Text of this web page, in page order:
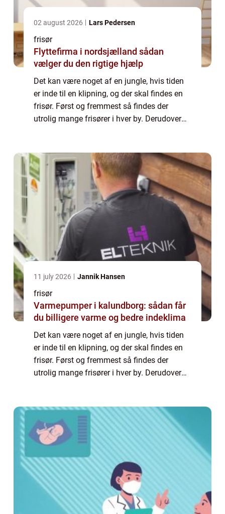
02 august 2026 Lars Pedersen
frisør
Flyttefirma i nordsjælland sådan
vælger du den rigtige hjælp
Det kan være noget af en jungle, hvis tiden
er inde til en klipning, og der skal findes en
frisør. Først og fremmest så findes der
utrolig mange frisører i hver by. Derudover
11 july 2026 Jannik Hansen
frisør
Varmepumper i kalundborg: sådan får
du billigere varme og bedre indeklima
Det kan være noget af en jungle, hvis tiden
er inde til en klipning, og der skal findes en
frisør. Først og fremmest så findes der
utrolig mange frisører i hver by. Derudover